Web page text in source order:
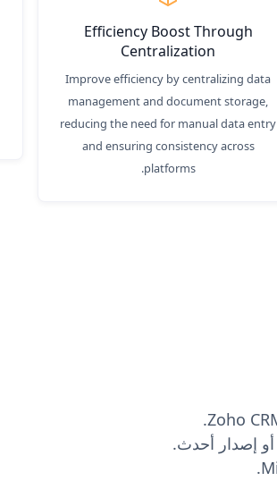
Efficiency Boost Through
Centralization
Improve efficiency by centralizing data
management and document storage,
reducing the need for manual data entry
and ensuring consistency across
platforms.